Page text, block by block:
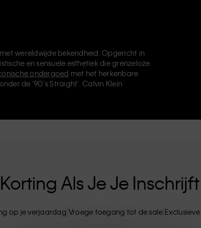
wereldwijde bekendheid. Opgericht in
en sensuele esthetiek die grenzeloze
ondergoed met het herkenbare
de '90's Straight'. Calvin Klein
Underwear,
Als Je Je
op je verjaardag Vroege toegang tot de sale